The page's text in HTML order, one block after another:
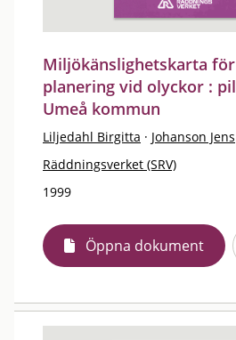
Miljökänslighetskarta
planering vid olyckor :
Umeå kommun
Liljedahl Birgitta · Johanson Jens
Räddningsverket (SRV)
1999
Öppna dokument